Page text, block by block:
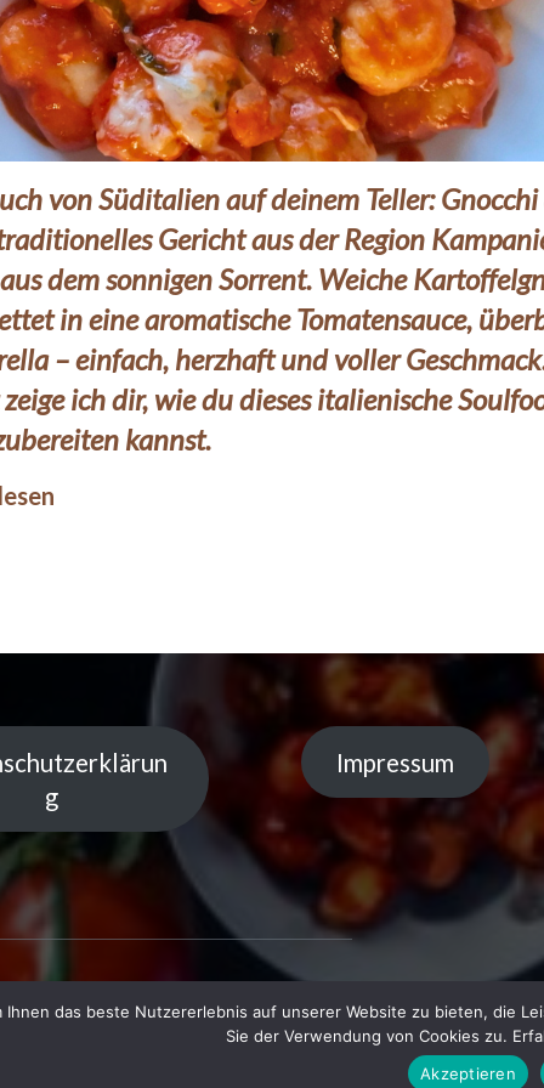
von Süditalien auf deinem Teller:Gnocchi
Gericht aus der Region
dem sonnigen Sorrent. Weiche
in eine aromatische Tomatensauce,
– einfach, herzhaft und voller
zeige ich dir, wie du dieses italienische
kannst.
g
Impressum
2023 Küchentipps | Powered by
Ihnen das beste Nutzererlebnis auf unserer Website zu bieten, die
Sie der Verwendung von Cookies zu.
Akzeptieren